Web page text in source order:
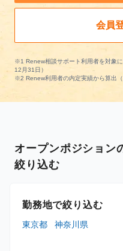
会員
※1 Renew相談サポート利用者を対象
12月31日）
※2 Renew利用者の内定実績から算出
オープンポジション
絞り込む
勤務地で絞り込む
東京都 神奈川県